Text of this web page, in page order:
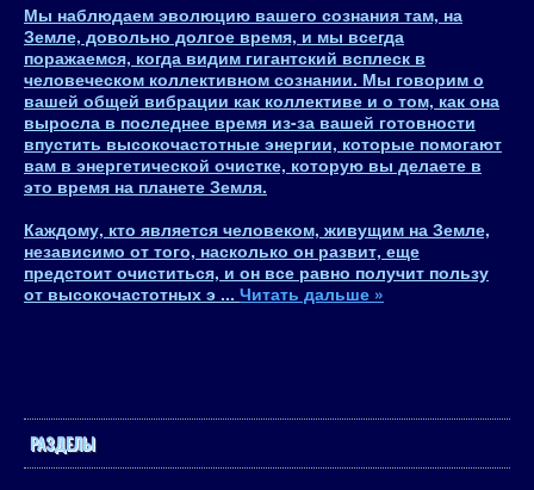
Мы наблюдаем эволюцию вашего сознания там, на
Земле, довольно долгое время, и мы всегда
поражаемся, когда видим гигантский всплеск в
человеческом коллективном сознании. Мы говорим о
вашей общей вибрации как коллективе и о том, как она
выросла в последнее время из-за вашей готовности
впустить высокочастотные энергии, которые помогают
вам в энергетической очистке, которую вы делаете в
это время на планете Земля.
Каждому, кто является человеком, живущим на Земле,
независимо от того, насколько он развит, еще
предстоит очиститься, и он все равно получит пользу
от высокочастотных э ... Читать дальше »
РАЗДЕЛЫ